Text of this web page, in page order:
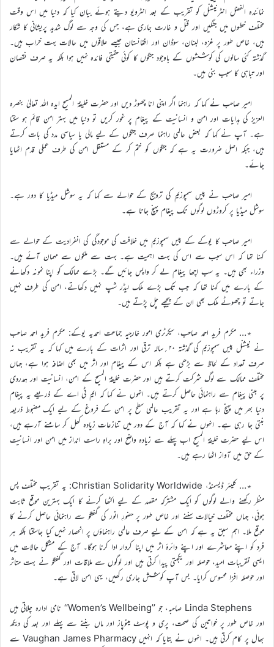
نمائندہ الفضل انٹرنیشنل کو تقریب کے بعد انٹرویو دیتے ہوئے بیان کیا کہ دنیا میں اس وقت
مختلف خطوں میں جنگیں اور قتل و غارت جاری ہے، جس کی وجہ سے لوگ شدید پریشانی کا شکار
ہیں، خاص طور پر غزہ، لبنان، سوڈان اور افغانستان جیسے علاقوں میں حالات بہت خراب ہیں۔
گذشتہ کئی سالوں کی کوششوں کے باوجود جنگوں کا کوئی حقیقی فائدہ نہیں ہوا بلکہ یہ صرف نقصان
اور تباہی کا سبب بنی ہیں۔
امیر صاحب نے کہا کہ راہنما اگر اپنی انا چھوڑ دیں اور حضرت خلیفۃ المسیح ایدہ اللہ تعالیٰ بنصرہ
العزیز کی ہدایات اور امن و انسانیت کے پیغام پر غور کریں تو دنیا میں بہتر امن قائم ہو سکتا
ہے۔ آپ نے کہا کہ بعض عالمی راہنما صرف جنگوں کے لیے مالی یا سیاسی مدد کی بات کرتے
ہیں، جبکہ اصل ضرورت یہ ہے کہ جنگوں کو ختم کر کے مستقل امن کی طرف عملی قدم اٹھایا
جائے۔
امیر صاحب نے پیس سمپوزیم کی ترویج کے حوالے سے کہا کہ یہ سوشل میڈیا کا دور ہے۔
سوشل میڈیا پر کروڑوں لوگوں تک پیغام پہنچ جاتا ہے۔
امیر صاحب کا یوکے کے پیس سمپوزیم میں خلافت کی موجودگی کی انفرادیت کے حوالے سے
کہنا تھا کہ اس سبب سے اس کی بہت اہمیت ہے۔ بہت سے ملکوں سے مہمان آئے ہیں۔
وزراء بھی ہیں۔ یہ سب اچھا پیغام لے کر واپس جائیں گے۔ بڑے ممالک کو اپنا نمونہ دکھانے
کے بارے میں کہنا تھا کہ جب تک بڑے ملک لیڈر شپ نہیں دکھاتے، امن کی طرف نہیں
جاتے تو چھوٹے ملک بھی ان کے پیچھے چل پڑتے ہیں۔
٭… مکرم فرید احمد صاحب، سیکرٹری امور خارجیہ جماعت احمدیہ یوکے: مکرم فرید احمد صاحب
نے نیشنل پیس سمپوزیم کی گذشتہ ۲۰؍سالہ ترقی اور اثرات کے بارے میں کہا کہ یہ تقریب نہ
صرف تعداد کے لحاظ سے بڑھی ہے بلکہ اس کے پیغام اور اثر میں بھی اضافہ ہوا ہے، جہاں
مختلف ممالک سے لوگ شرکت کرتے ہیں اور حضرت خلیفۃ المسیح کے امن، انسانیت اور ہمدردی
پر مبنی پیغام سے راہنمائی حاصل کرتے ہیں۔ انہوں نے کہا کہ ایم ٹی اے کے ذریعے یہ پیغام
دنیا بھر میں پہنچ رہا ہے اور یہ تقریب عالمی سطح پر امن کے فروغ کے لیے ایک مضبوط ذریعہ
بنتی جا رہی ہے۔ انہوں نے کہا کہ آج کے دور میں تنازعات زیادہ کھل کر سامنے آرہے ہیں،
اس لیے حضرت خلیفۃ المسیح اب پہلے سے زیادہ واضح اور براہِ راست انداز میں امن اور انسانیت
کے حق میں آواز اٹھا رہے ہیں۔
٭… کلیئر ڈیسمنڈ، Christian Solidarity Worldwide: یہ تقریب مختلف پس
منظر رکھنے والے لوگوں کو ایک مشترکہ مقصد کے لیے اکٹھا کرنے کا ایک بہترین موقع ثابت
ہوئی، جہاں مختلف خیالات سننے اور خاص طور پر حضورِ انور کی گفتگو سے راہنمائی حاصل کرنے کا
موقع ملا۔ اہم سبق یہ ہے کہ امن کے لیے صرف عالمی راہنماؤں پر انحصار نہیں کیا جاسکتا بلکہ ہر
فرد کو اپنے معاشرے اور اپنے دائرۂ اثر میں اپنا کردار ادا کرنا ہوگا۔ آج کے مشکل حالات میں
ایسی تقریبات امید، حوصلہ اور یکجہتی پیدا کرتی ہیں اور لوگوں سے ملاقات اور گفتگو نے بہت متاثر
اور حوصلہ افزا محسوس کرایا۔ بس آپ کوشش جاری رکھیں، یہی امن لاتی ہے۔
Linda Stephens صاحبہ، جو ’’Women’s Wellbeing‘‘ نامی ادارہ چلاتی ہیں
اور خاص طور پر خواتین کی صحت، پری و پوسٹ مینوپاز اور ماں بننے سے پہلے اور بعد کی دیکھ
بھال پر کام کرتی ہیں۔ انہوں نے بتایا کہ انہیں Vaughan James Pharmacy سے